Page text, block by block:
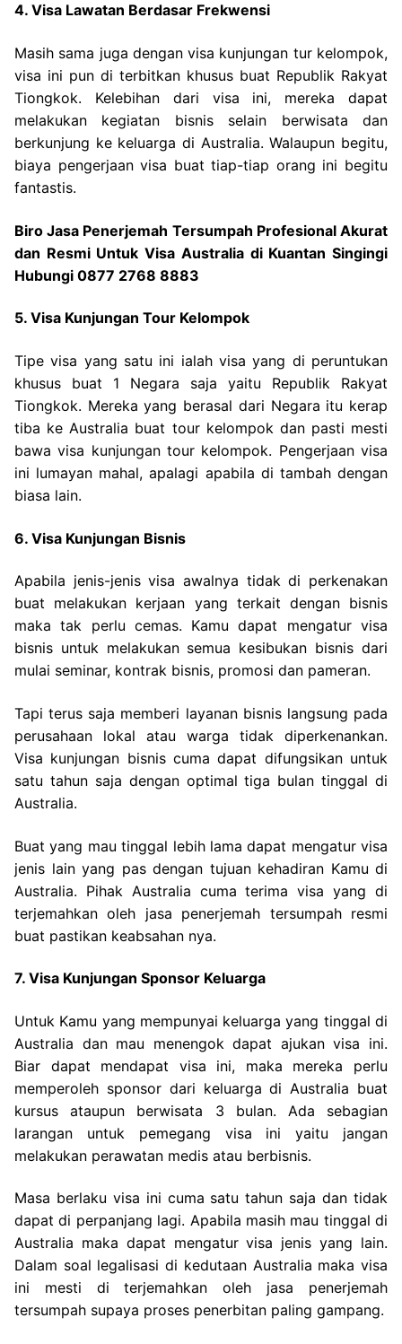
4. Visa Lawatan Berdasar Frekwensi
Masih sama juga dengan visa kunjungan tur kelompok,
visa ini pun di terbitkan khusus buat Republik Rakyat
Tiongkok. Kelebihan dari visa ini, mereka dapat
melakukan kegiatan bisnis selain berwisata dan
berkunjung ke keluarga di Australia. Walaupun begitu,
biaya pengerjaan visa buat tiap-tiap orang ini begitu
fantastis.
Biro Jasa Penerjemah Tersumpah Profesional Akurat
dan Resmi Untuk Visa Australia di Kuantan Singingi
Hubungi 0877 2768 8883
5. Visa Kunjungan Tour Kelompok
Tipe visa yang satu ini ialah visa yang di peruntukan
khusus buat 1 Negara saja yaitu Republik Rakyat
Tiongkok. Mereka yang berasal dari Negara itu kerap
tiba ke Australia buat tour kelompok dan pasti mesti
bawa visa kunjungan tour kelompok. Pengerjaan visa
ini lumayan mahal, apalagi apabila di tambah dengan
biasa lain.
6. Visa Kunjungan Bisnis
Apabila jenis-jenis visa awalnya tidak di perkenakan
buat melakukan kerjaan yang terkait dengan bisnis
maka tak perlu cemas. Kamu dapat mengatur visa
bisnis untuk melakukan semua kesibukan bisnis dari
mulai seminar, kontrak bisnis, promosi dan pameran.
Tapi terus saja memberi layanan bisnis langsung pada
perusahaan lokal atau warga tidak diperkenankan.
Visa kunjungan bisnis cuma dapat difungsikan untuk
satu tahun saja dengan optimal tiga bulan tinggal di
Australia.
Buat yang mau tinggal lebih lama dapat mengatur visa
jenis lain yang pas dengan tujuan kehadiran Kamu di
Australia. Pihak Australia cuma terima visa yang di
terjemahkan oleh jasa penerjemah tersumpah resmi
buat pastikan keabsahan nya.
7. Visa Kunjungan Sponsor Keluarga
Untuk Kamu yang mempunyai keluarga yang tinggal di
Australia dan mau menengok dapat ajukan visa ini.
Biar dapat mendapat visa ini, maka mereka perlu
memperoleh sponsor dari keluarga di Australia buat
kursus ataupun berwisata 3 bulan. Ada sebagian
larangan untuk pemegang visa ini yaitu jangan
melakukan perawatan medis atau berbisnis.
Masa berlaku visa ini cuma satu tahun saja dan tidak
dapat di perpanjang lagi. Apabila masih mau tinggal di
Australia maka dapat mengatur visa jenis yang lain.
Dalam soal legalisasi di kedutaan Australia maka visa
ini mesti di terjemahkan oleh jasa penerjemah
tersumpah supaya proses penerbitan paling gampang.